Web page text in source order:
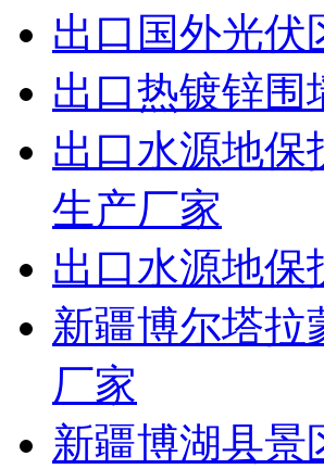
出口国外光伏
出口热镀锌围
出口水源地保
生产厂家
出口水源地保
新疆博尔塔拉
厂家
新疆博湖县景